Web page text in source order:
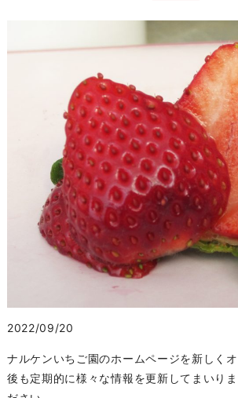
2022/09/20
ナルケンいちご園のホームページを新しく
後も定期的に様々な情報を更新してまいり